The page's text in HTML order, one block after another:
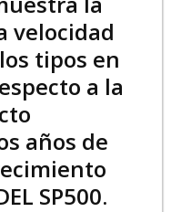
velocidad
tipos en
a la
años de
SP500.